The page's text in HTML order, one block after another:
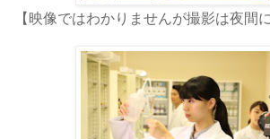
【映像ではわかりませんが撮影は夜間